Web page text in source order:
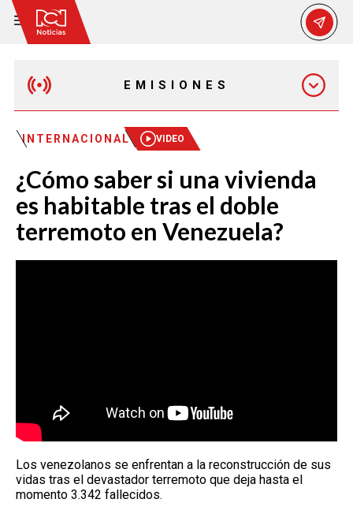
EMISIONES
MAÑANA EXPRESS
EMISIÓN 12:30 PM
EMISIÓN 7:00 PM
INTERNACIONAL VIDEO
¿Cómo saber si una vivienda
es habitable tras el doble
terremoto en Venezuela?
Los venezolanos se enfrentan a la reconstrucción de sus
vidas tras el devastador terremoto que deja hasta el
momento 3.342 fallecidos.